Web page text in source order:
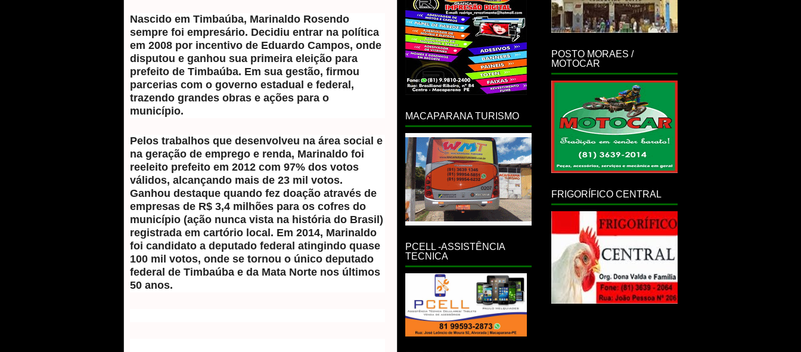
Nascido em Timbaúba, Marinaldo Rosendo
sempre foi empresário. Decidiu entrar na política
em 2008 por incentivo de Eduardo Campos, onde
disputou e ganhou sua primeira eleição para
prefeito de Timbaúba. Em sua gestão, firmou
parcerias com o governo estadual e federal,
trazendo grandes obras e ações para o
município.
Pelos trabalhos que desenvolveu na área social e
na geração de emprego e renda, Marinaldo foi
reeleito prefeito em 2012 com 97% dos votos
válidos, alcançando mais de 23 mil votos.
Ganhou destaque quando fez doação através de
empresas de R$ 3,4 milhões para os cofres do
município (ação nunca vista na história do Brasil)
registrada em cartório local. Em 2014, Marinaldo
foi candidato a deputado federal atingindo quase
100 mil votos, onde se tornou o único deputado
federal de Timbaúba e da Mata Norte nos últimos
50 anos.
MACAPARANA TURISMO
PCELL -ASSISTÊNCIA
TECNICA
POSTO MORAES /
MOTOCAR
FRIGORÍFICO CENTRAL